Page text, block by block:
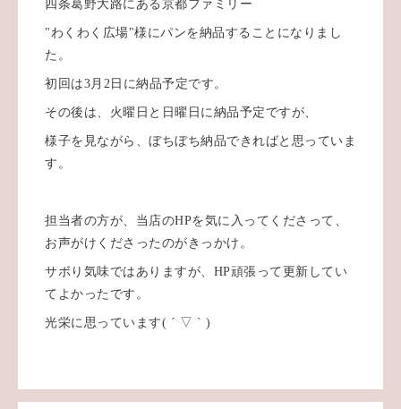
四条葛野大路にある京都ファミリー
"わくわく広場"様にパンを納品することになりまし
た。
初回は3月2日に納品予定です。
その後は、火曜日と日曜日に納品予定ですが、
様子を見ながら、ぼちぼち納品できればと思っていま
す。
担当者の方が、当店のHPを気に入ってくださって、
お声がけくださったのがきっかけ。
サボり気味ではありますが、HP頑張って更新してい
てよかったです。
光栄に思っています( ´ ▽ ` )